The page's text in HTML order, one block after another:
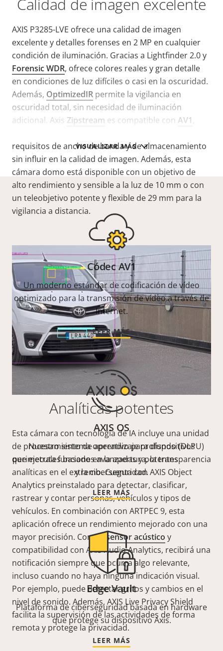
VISUALIZAR MÁS
Calidad de imagen excelente
AXIS P3285-LVE ofrece una calidad de imagen
excelente y detalles forenses en 2 MP en cualquier
condición de iluminación. Gracias a Lightfinder 2.0 y
Forensic WDR, ofrece colores reales y gran detalle
en condiciones de luz difíciles o casi en la oscuridad.
Además, OptimizedIR permite la vigilancia en
oscuridad total, sin necesidad de iluminación
adicional. Axis Zipstream es compatible con AV1
requisitos de ancho de banda y de almacenamiento
sin influir en la calidad de imagen. Además, esta
cámara domo está disponible con un objetivo de
alto rendimiento y sensible a la luz de 10 mm o con
un teleobjetivo potente y flexible de 29 mm para la
vigilancia a distancia.
Analíticas potentes
Esta cámara con tecnología de IA incluye una unidad
de procesamiento de aprendizaje profundo (DLPU)
que ejecuta funciones avanzadas y potentes
analíticas en el extremo. Cuenta con AXIS Object
Analytics preinstalado para detectar, clasificar,
rastrear y contar personas, vehículos y tipos de
vehículos. En combinación con ARTPEC 9, esta
aplicación ofrece un rendimiento mejorado con una
mayor precisión. Con un sensor acústico y
compatibilidad con AXIS Audio Analytics, recibirá una
notificación siempre que ocurra algo relevante,
incluso cuando no haya ninguna indicación visual.
Por ejemplo, puede detectar gritos y cambios en el
nivel de sonido. Además, AXIS Live Privacy Shield
facilita la supervisión de las actividades de forma
remota y protege la privacidad.
Códec AV1
Un moderno estándar de codificación de vídeo
optimizado para la transmisión de vídeo a través de
Internet.
LEER MÁS
AXIS OS
Nuestro sistema operativo para dispositivos
perimetrales basado en la apertura, la transparencia
y la ciberseguridad.
LEER MÁS
Edge Vault
Plataforma de ciberseguridad basada en hardware
que protege su dispositivo Axis.
LEER MÁS